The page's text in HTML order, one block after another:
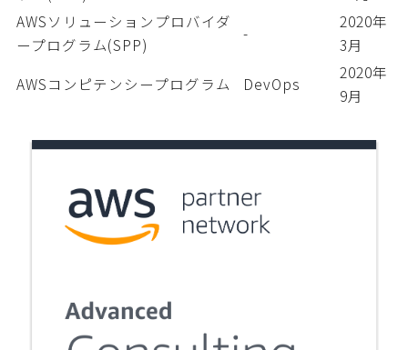
AWSソリューションプロバイダ
ープログラム(SPP)
-
2020年
3月
AWSコンピテンシープログラム
DevOps
2020年
9月